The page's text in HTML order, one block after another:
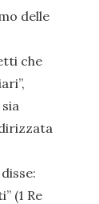
delle
che
(1 Re